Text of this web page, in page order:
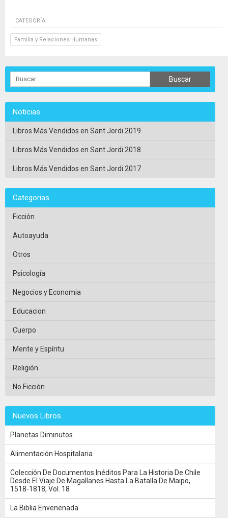
CATEGORÍA:
Familia y Relaciones Humanas
Noticias
Libros Más Vendidos en Sant Jordi 2019
Libros Más Vendidos en Sant Jordi 2018
Libros Más Vendidos en Sant Jordi 2017
Categorias
Ficción
Autoayuda
Otros
Psicología
Negocios y Economia
Educacion
Cuerpo
Mente y Espíritu
Religión
No Ficción
Nuevos Libros
Planetas Diminutos
Alimentación Hospitalaria
Colección De Documentos Inéditos Para La Historia De Chile
Desde El Viaje De Magallanes Hasta La Batalla De Maipo,
1518-1818, Vol. 18
La Biblia Envenenada